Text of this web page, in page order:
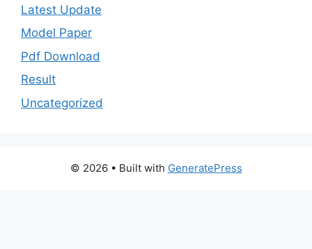
Latest Update
Model Paper
Pdf Download
Result
Uncategorized
© 2026 • Built with GeneratePress